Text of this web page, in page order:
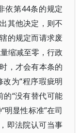
依第44条的规定
其他决定，则不
的规定而请求废
缩减至零，行政
，才会有本条的
为“程序瑕疵明
的“没有替代可能
明显性标准”在司
即法院认可当事